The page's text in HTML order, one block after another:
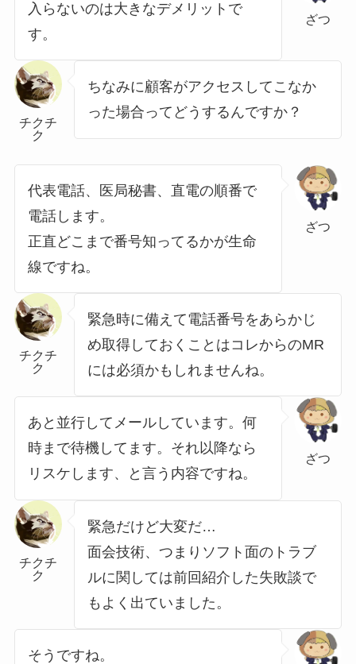
ざつ
入らないのは大きなデメリットで
す。
チクチ
ク
ちなみに顧客がアクセスしてこなか
った場合ってどうするんですか？
ざつ
代表電話、医局秘書、直電の順番で
電話します。
正直どこまで番号知ってるかが生命
線ですね。
チクチ
ク
緊急時に備えて電話番号をあらかじ
め取得しておくことはコレからのMR
には必須かもしれませんね。
ざつ
あと並行してメールしています。何
時まで待機してます。それ以降なら
リスケします、と言う内容ですね。
チクチ
ク
緊急だけど大変だ…
面会技術、つまりソフト面のトラブ
ルに関しては前回紹介した失敗談で
もよく出ていました。
そうですね。